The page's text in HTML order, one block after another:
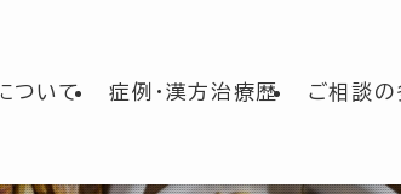
ついて 症例・漢方治療歴 ご相談